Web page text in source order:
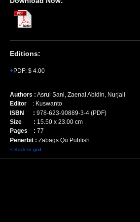
Editions:
PDF: $ 4.00
Authors : Asrul Sani, Zaenal Abidin, Nurjali
Editor : Kuswanto
ISBN : 978-623-90889-3-4 (PDF)
Size : 15.50 x 23.00 cm
Pages : 77
Penerbit : Zabags Qu Publish
< Back to grid